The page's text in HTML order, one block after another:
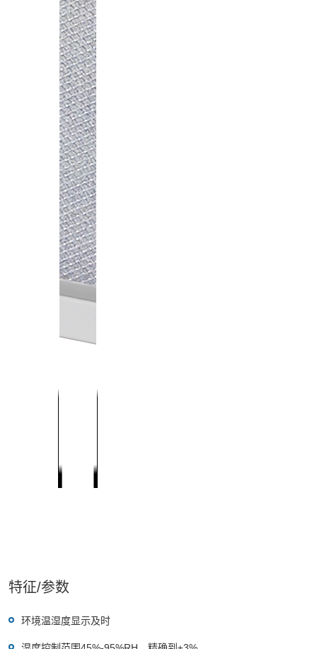
特征/参数
环境温湿度显示及时